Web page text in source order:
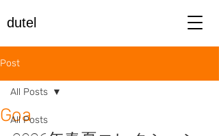
dutel
Post
All Posts
All Posts
Goa